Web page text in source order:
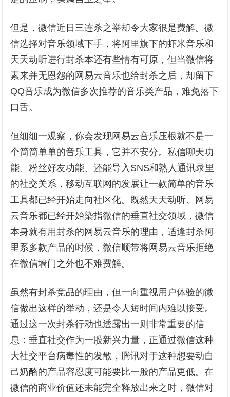
但是，微信近日三连杀之举却令大家很是费解。微
信选择对音乐领域下手，将阿里旗下的虾米音乐和
天天动听进行封杀本还有些情有可原，但当微信将
素来并无恩怨的网易云音乐也给封杀之后，却留下
QQ音乐成为微信多次推荐的音乐类产品，难免落下
口舌。
但细细一观察，你会发现网易云音乐压根就不是一
个简简单单的音乐工具，它并不安分。私信聊天功
能、粉丝好友功能、还能导入SNS和熟人通讯录里
的社交关系，移动互联网的发展让一款简单的音乐
工具都已经开始走向社区化。既然天天动听、网易
云音乐都已经开始染指微信的垂直社交领域，微信
本身就有用封杀的网易云音乐的理由，适逢封杀阿
里系多款产品的时候，微信顺带将网易云音乐拒绝
在微信墙门之外也不难费解。
虽然有封杀竞品的理由，但一向重视用户体验的微
信做出这样的举动，还是令人短时间内难以接受。
通过这一次封杀行动也透露出一则非常重要的信
息：垂直社交作为一股新兴力量，正通过微信这种
大社交平台病毒性的发散，腾讯对于这种想要动自
己奶酪的产品容忍度可能要比一般的产品更低。在
微信的商业价值还未能完全释放出来之时，微信对